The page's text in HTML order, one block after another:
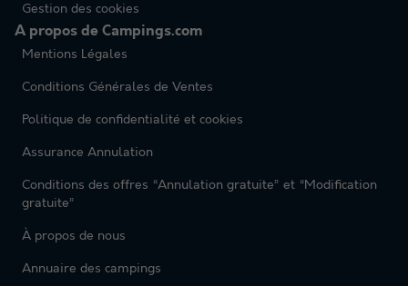
Gestion des cookies
A propos de Campings.com
Mentions Légales
Conditions Générales de Ventes
Politique de confidentialité et cookies
Assurance Annulation
Conditions des offres “Annulation gratuite” et “Modification
gratuite”
À propos de nous
Annuaire des campings